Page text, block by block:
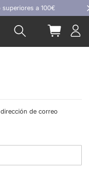
a 100€
Buscar Mi
de correo